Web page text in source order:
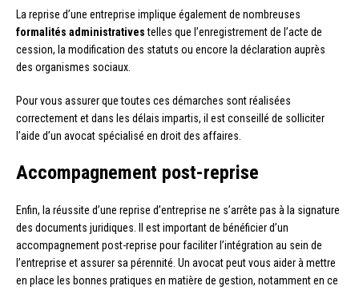
La reprise d’une entreprise implique également de nombreuses
formalités administrativestelles que l’enregistrement de l’acte de
cession, la modification des statuts ou encore la déclaration auprès
des organismes sociaux.
Pour vous assurer que toutes ces démarches sont réalisées
correctement et dans les délais impartis, il est conseillé de solliciter
l’aide d’un avocat spécialisé en droit des affaires.
Accompagnement post-reprise
Enfin, la réussite d’une reprise d’entreprise ne s’arrête pas à la signature
des documents juridiques. Il est important de bénéficier d’un
accompagnement post-reprise pour faciliter l’intégration au sein de
l’entreprise et assurer sa pérennité. Un avocat peut vous aider à mettre
en place les bonnes pratiques en matière de gestion, notamment en ce